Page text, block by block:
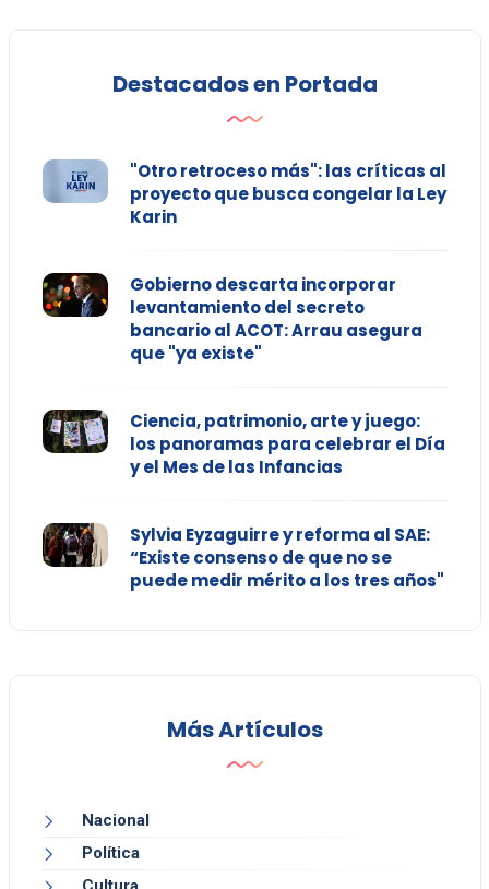
Destacados en Portada
"Otro retroceso más": las críticas al
proyecto que busca congelar la Ley
Karin
Gobierno descarta incorporar
levantamiento del secreto
bancario al ACOT: Arrau asegura
que "ya existe"
Ciencia, patrimonio, arte y juego:
los panoramas para celebrar el Día
y el Mes de las Infancias
Sylvia Eyzaguirre y reforma al SAE:
“Existe consenso de que no se
puede medir mérito a los tres años"
Más Artículos
Nacional
Política